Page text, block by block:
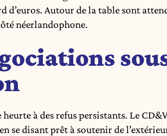
Autour de la table sont
néerlandophone.
à des refus persistants. Le
se disant prêt à soutenir de